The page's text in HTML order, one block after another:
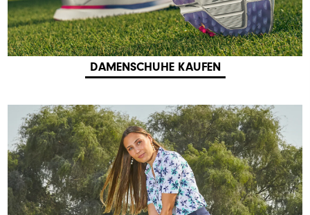
DAMENSCHUHE KAUFEN